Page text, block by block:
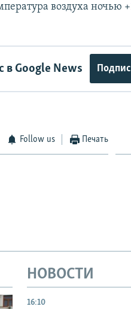
воздуха ночью
в Google News
Follow us Печать
НОВОСТИ
16:10